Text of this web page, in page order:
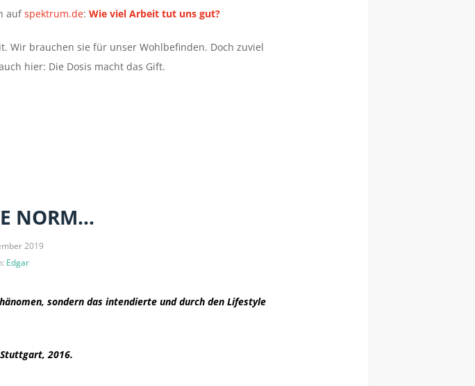
aufspektrum.de: Wie viel Arbeit tut uns gut?
Wir brauchen sie für unser Wohlbefinden. Doch zuviel
hier: Die Dosis macht das Gift.
NORM…
2019
Edgar
sondern das intendierte und durch den Lifestyle
2016.